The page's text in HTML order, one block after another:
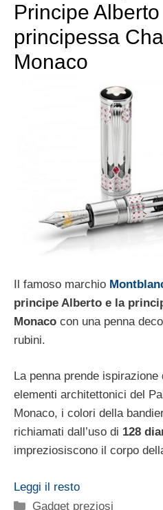
Principe
principessa
Monaco
Il famoso marchio
principe Alberto e la
Monaco con una penna
rubini.
La penna prende
elementi architettonici del
Monaco, i colori della
richiamati dall’uso di 128
impreziosiscono il corpo
Leggi il resto
Categorie
Gadget preziosi